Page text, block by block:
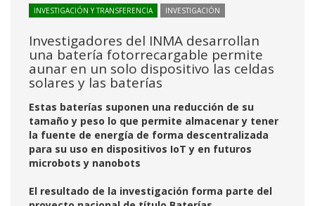
INVESTIGACIÓN Y TRANSFERENCIA INVESTIGACIÓN
Investigadores del INMA desarrollan
una batería fotorrecargable permite
aunar en un solo dispositivo las celdas
solares y las baterías
Estas baterías suponen una reducción de su
tamaño y peso lo que permite almacenar y tener
la fuente de energía de forma descentralizada
para su uso en dispositivos IoT y en futuros
microbots y nanobots
El resultado de la investigación forma parte del